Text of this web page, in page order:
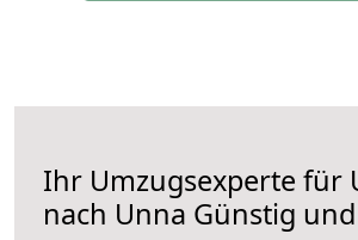
Ihr Umzugsexperte für
nach Unna Günstig